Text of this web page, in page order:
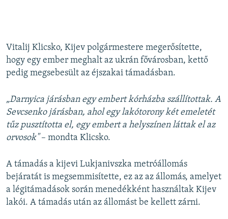
Vitalij Klicsko, Kijev polgármestere megerősítette,
hogy egy ember meghalt az ukrán fővárosban, kettő
pedig megsebesült az éjszakai támadásban.
„Darnyica járásban egy embert kórházba szállítottak. A
Sevcsenko járásban, ahol egy lakótorony két emeletét
tűz pusztította el, egy embert a helyszínen láttak el az
orvosok"– mondta Klicsko.
A támadás a kijevi Lukjanivszka metróállomás
bejáratát is megsemmisítette, ez az az állomás, amelyet
a légitámadások során menedékként használtak Kijev
lakói. A támadás után az állomást be kellett zárni.